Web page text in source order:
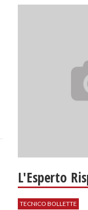
L'Esperto
TECNICO BOLLETTE